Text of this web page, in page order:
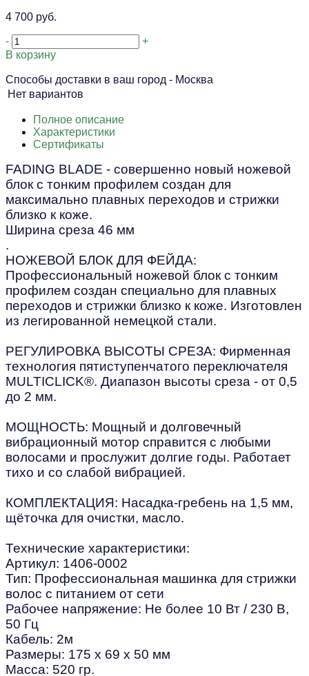
4 700 руб.
-
+
В корзину
Способы доставки в ваш город - Москва
Нет вариантов
Полное описание
Характеристики
Сертификаты
FADING BLADE - совершенно новый ножевой
блок с тонким профилем создан для
максимально плавных переходов и стрижки
близко к коже.
Ширина среза 46 мм
.
НОЖЕВОЙ БЛОК ДЛЯ ФЕЙДА:
Профессиональный ножевой блок с тонким
профилем создан специально для плавных
переходов и стрижки близко к коже. Изготовлен
из легированной немецкой стали.
РЕГУЛИРОВКА ВЫСОТЫ СРЕЗА: Фирменная
технология пятиступенчатого переключателя
MULTICLICK®. Диапазон высоты среза - от 0,5
до 2 мм.
МОЩНОСТЬ: Мощный и долговечный
вибрационный мотор справится с любыми
волосами и прослужит долгие годы. Работает
тихо и со слабой вибрацией.
КОМПЛЕКТАЦИЯ: Насадка-гребень на 1,5 мм,
щёточка для очистки, масло.
Технические характеристики:
Артикул: 1406-0002
Тип: Профессиональная машинка для стрижки
волос с питанием от сети
Рабочее напряжение: Не более 10 Вт / 230 В,
50 Гц
Кабель: 2м
Размеры: 175 х 69 х 50 мм
Масса: 520 гр.